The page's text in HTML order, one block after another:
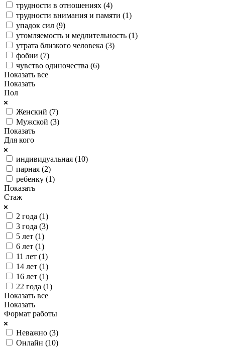
трудности в отношениях (4)
трудности внимания и памяти (1)
упадок сил (9)
утомляемость и медлительность (1)
утрата близкого человека (3)
фобии (7)
чувство одиночества (6)
Показать все
Показать
Пол
Женский (7)
Мужской (3)
Показать
Для кого
индивидуальная (10)
парная (2)
ребенку (1)
Показать
Стаж
2 года (1)
3 года (3)
5 лет (1)
6 лет (1)
11 лет (1)
14 лет (1)
16 лет (1)
22 года (1)
Показать все
Показать
Формат работы
Неважно (3)
Онлайн (10)